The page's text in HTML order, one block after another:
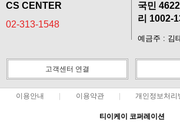
CS CENTER
02-313-1548
국민
리 1002-
예금주 : 김
고객센터 연결
이용안내 이용약관 개인정보처리
티이케이 코퍼레이션